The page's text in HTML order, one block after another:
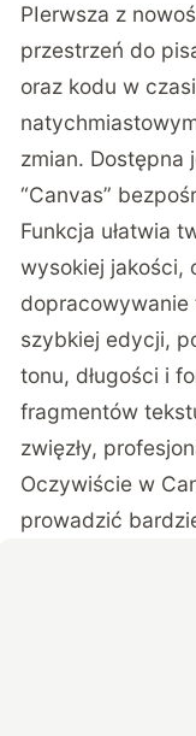
PIerwsza z
przestrzeń do
oraz kodu w
zmian. Dostępna
“Canvas”
Funkcja ułatwia
wysokiej jakości,
dopracowywanie
szybkiej edycji,
tonu, długości i
fragmentów
zwięzły,
Oczywiście w
prowadzić